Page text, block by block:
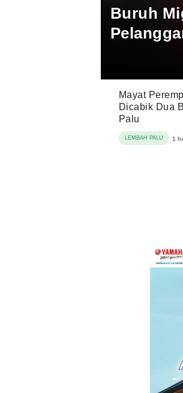
Buruh
Mayat
Dicabik Dua
Palu
LEMBAH PALU 1